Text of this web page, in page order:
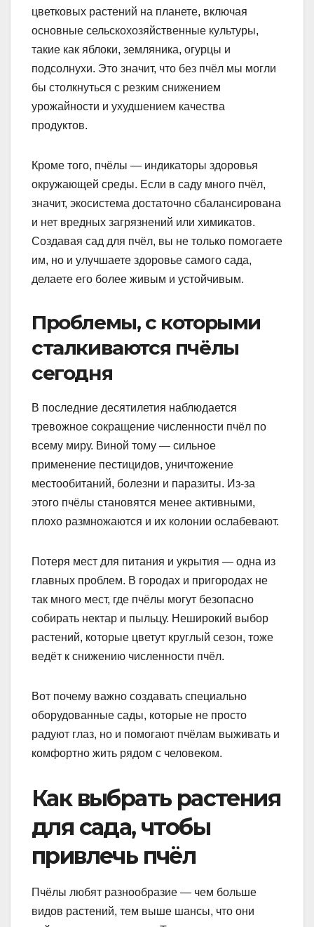
цветковых растений на планете, включая
основные сельскохозяйственные культуры,
такие как яблоки, земляника, огурцы и
подсолнухи. Это значит, что без пчёл мы могли
бы столкнуться с резким снижением
урожайности и ухудшением качества
продуктов.
Кроме того, пчёлы — индикаторы здоровья
окружающей среды. Если в саду много пчёл,
значит, экосистема достаточно сбалансирована
и нет вредных загрязнений или химикатов.
Создавая сад для пчёл, вы не только помогаете
им, но и улучшаете здоровье самого сада,
делаете его более живым и устойчивым.
Проблемы, с которыми
сталкиваются пчёлы
сегодня
В последние десятилетия наблюдается
тревожное сокращение численности пчёл по
всему миру. Виной тому — сильное
применение пестицидов, уничтожение
местообитаний, болезни и паразиты. Из-за
этого пчёлы становятся менее активными,
плохо размножаются и их колонии ослабевают.
Потеря мест для питания и укрытия — одна из
главных проблем. В городах и пригородах не
так много мест, где пчёлы могут безопасно
собирать нектар и пыльцу. Неширокий выбор
растений, которые цветут круглый сезон, тоже
ведёт к снижению численности пчёл.
Вот почему важно создавать специально
оборудованные сады, которые не просто
радуют глаз, но и помогают пчёлам выживать и
комфортно жить рядом с человеком.
Как выбрать растения
для сада, чтобы
привлечь пчёл
Пчёлы любят разнообразие — чем больше
видов растений, тем выше шансы, что они